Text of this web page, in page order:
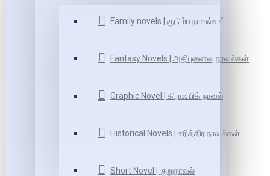
Family novels | குடும்ப நாவல்கள்
Fantasy Novels | அதிபுனைவு நாவல்கள்
Graphic Novel | கிராஃ பிக் நாவல்
Historical Novels | சரித்திர நாவல்கள்
Short Novel | குறுநாவல்